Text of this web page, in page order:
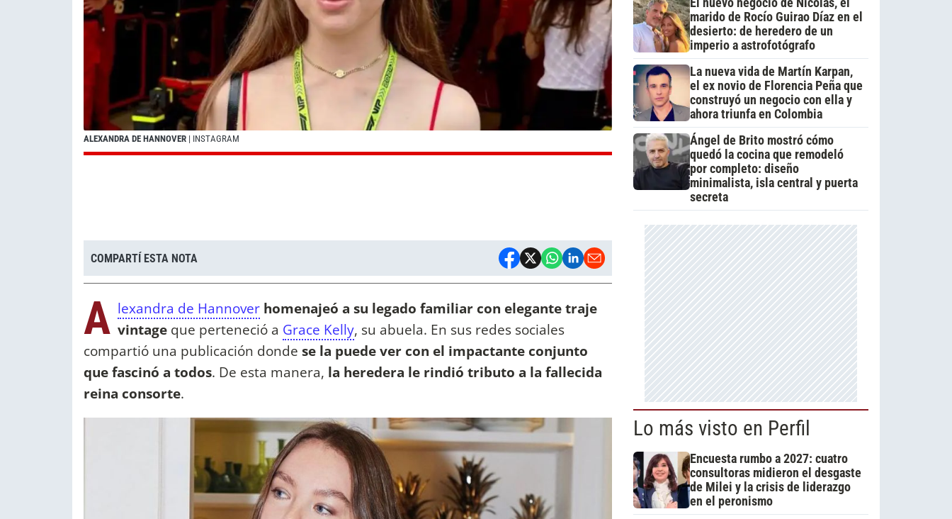
ALEXANDRA DE HANNOVER | INSTAGRAM
COMPARTÍ ESTA NOTA
A lexandra de Hannover homenajeó a su legado familiar con elegante traje
vintage que perteneció a Grace Kelly, su abuela. En sus redes sociales
compartió una publicación donde se la puede ver con el impactante conjunto
que fascinó a todos. De esta manera, la heredera le rindió tributo a la fallecida
reina consorte.
marido de Rocío Guirao Díaz en el
desierto: de heredero de un
imperio a astrofotógrafo
La nueva vida de Martín Karpan,
el ex novio de Florencia Peña que
construyó un negocio con ella y
ahora triunfa en Colombia
Ángel de Brito mostró cómo
quedó la cocina que remodeló
por completo: diseño
minimalista, isla central y puerta
secreta
Lo más visto en Perfil
Encuesta rumbo a 2027: cuatro
consultoras midieron el desgaste
de Milei y la crisis de liderazgo
en el peronismo